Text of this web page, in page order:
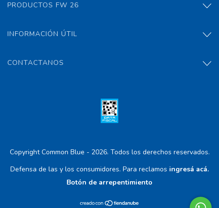
PRODUCTOS FW 26
INFORMACIÓN ÚTIL
CONTACTANOS
Copyright Common Blue - 2026. Todos los derechos reservados.
Defensa de las y los consumidores. Para reclamos ingresá acá.
Botón de arrepentimiento